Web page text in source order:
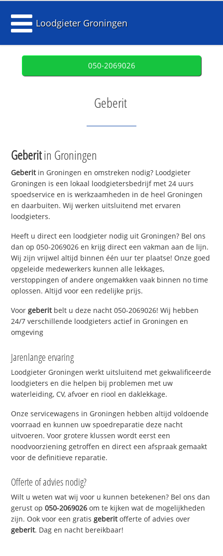
Loodgieter Groningen
050-2069026
Geberit
Geberitin Groningen
Geberitin Groningen en omstreken nodig? Loodgieter
Groningen is een lokaal loodgietersbedrijf met 24 uurs
spoedservice en is werkzaamheden in de heel Groningen
en daarbuiten. Wij werken uitsluitend met ervaren
loodgieters.
Heeft u direct een loodgieter nodig uit Groningen? Bel ons
dan op 050-2069026 en krijg direct een vakman aan de lijn.
Wij zijn vrijwel altijd binnen één uur ter plaatse! Onze goed
opgeleide medewerkers kunnen alle lekkages,
verstoppingen of andere ongemakken vaak binnen no time
oplossen. Altijd voor een redelijke prijs.
Voorgeberitbelt u deze nacht 050-2069026! Wij hebben
24/7 verschillende loodgieters actief in Groningen en
omgeving
Jarenlange ervaring
Loodgieter Groningen werkt uitsluitend met gekwalificeerde
loodgieters en die helpen bij problemen met uw
waterleiding, CV, afvoer en riool en daklekkage.
Onze servicewagens in Groningen hebben altijd voldoende
voorraad en kunnen uw spoedreparatie deze nacht
uitvoeren. Voor grotere klussen wordt eerst een
noodvoorziening getroffen en direct een afspraak gemaakt
voor de definitieve reparatie.
Offerte of advies nodig?
Wilt u weten wat wij voor u kunnen betekenen? Bel ons dan
gerust op050-2069026 om te kijken wat de mogelijkheden
zijn. Ook voor een gratisgeberitofferte of advies over
geberit. Dag en nacht bereikbaar!